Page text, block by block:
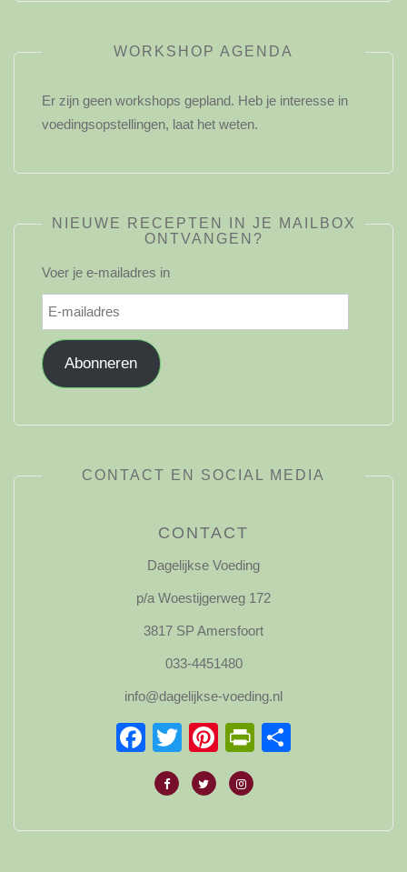
WORKSHOP AGENDA
Er zijn geen workshops gepland. Heb je interesse in
voedingsopstellingen, laat het weten.
NIEUWE RECEPTEN IN JE MAILBOX
ONTVANGEN?
Voer je e-mailadres in
E-
mailadres
Abonneren
CONTACT EN SOCIAL MEDIA
CONTACT
Dagelijkse Voeding
p/a Woestijgerweg 172
3817 SP Amersfoort
033-4451480
info@dagelijkse-voeding.nl
Facebook
TwitterPinterest